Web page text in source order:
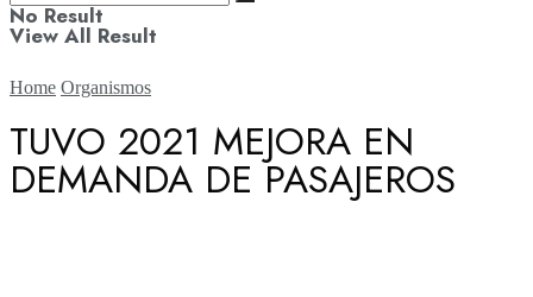
No Result
View All Result
Aerolíneas
Home Organismos
TUVO 2021 MEJORA EN
DEMANDA DE PASAJEROS